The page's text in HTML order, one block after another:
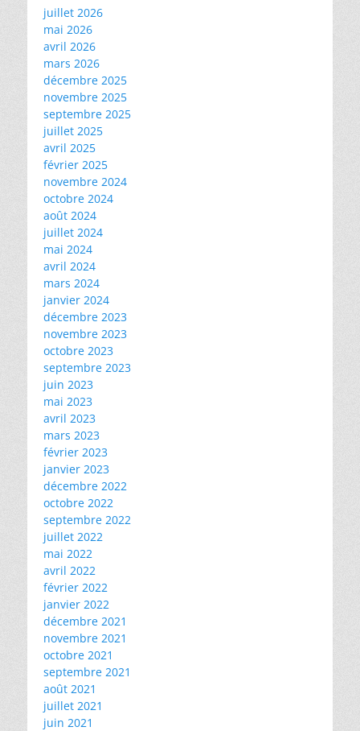
juillet 2026
mai 2026
avril 2026
mars 2026
décembre 2025
novembre 2025
septembre 2025
juillet 2025
avril 2025
février 2025
novembre 2024
octobre 2024
août 2024
juillet 2024
mai 2024
avril 2024
mars 2024
janvier 2024
décembre 2023
novembre 2023
octobre 2023
septembre 2023
juin 2023
mai 2023
avril 2023
mars 2023
février 2023
janvier 2023
décembre 2022
octobre 2022
septembre 2022
juillet 2022
mai 2022
avril 2022
février 2022
janvier 2022
décembre 2021
novembre 2021
octobre 2021
septembre 2021
août 2021
juillet 2021
juin 2021